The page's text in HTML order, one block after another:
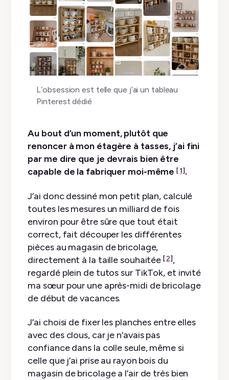
L’obsession est telle que j’ai un tableau
Pinterest dédié
Au bout d’un moment, plutôt que
renoncer à mon étagère à tasses, j’ai fini
par me dire que je devrais bien être
capable de la fabriquer moi-même 1 .
J’ai donc dessiné mon petit plan, calculé
toutes les mesures un milliard de fois
environ pour être sûre que tout était
correct, fait découper les différentes
pièces au magasin de bricolage,
directement à la taille souhaitée 2 ,
regardé plein de tutos sur TikTok, et invité
ma sœur pour une après-midi de bricolage
de début de vacances.
J’ai choisi de fixer les planches entre elles
avec des clous, car je n’avais pas
confiance dans la colle seule, même si
celle que j’ai prise au rayon bois du
magasin de bricolage a l’air de très bien